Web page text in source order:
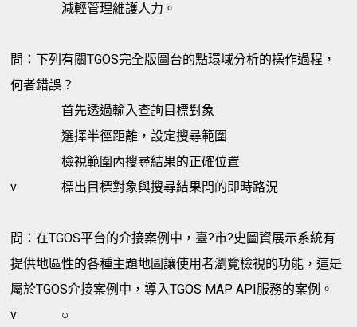
減輕管理維護人力。
問：下列有關TGOS完全版圖台的點環域分析的操作過程，
何者錯誤？
首先透過輸入查詢目標對象
選擇半徑距離，設定搜尋範圍
檢視範圍內搜尋結果的正確位置
v
標出目標對象與搜尋結果間的即時路況
問：在TGOS平台的介接案例中，臺?市?史圖資展示系統有
提供地區性的各種主題地圖讓使用者瀏覽檢視的功能，這是
屬於TGOS介接案例中，導入TGOS MAP API服務的案例。
v
○